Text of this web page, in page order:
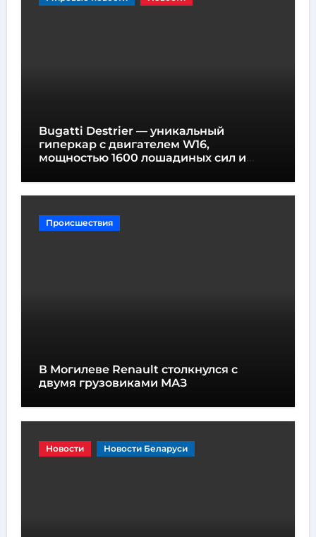
Bugatti Destrier — уникальный
гиперкар с двигателем W16,
мощностью 1600 лошадиных сил и
Происшествия
В Могилеве Renault столкнулся с
двумя грузовиками МАЗ
Новости Новости Беларуси